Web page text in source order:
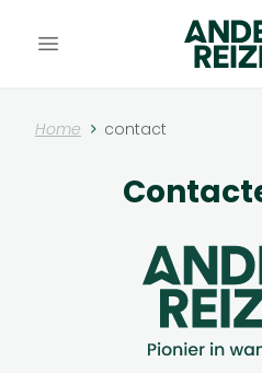
Open hoofdmenu
Anders
Home contact